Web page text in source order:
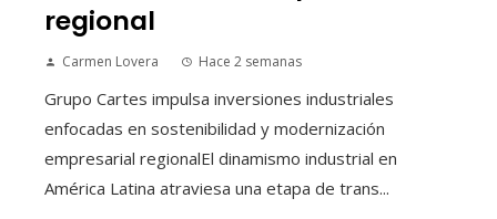
regional
Carmen Lovera Hace 2 semanas
Grupo Cartes impulsa inversiones industriales
enfocadas en sostenibilidad y modernización
empresarial regionalEl dinamismo industrial en
América Latina atraviesa una etapa de trans...